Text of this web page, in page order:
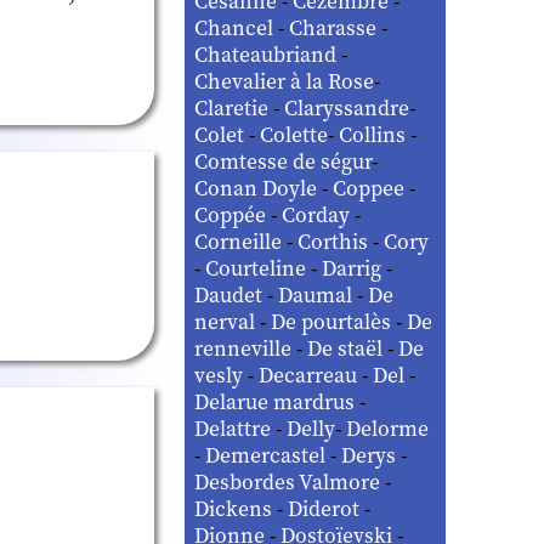
Chancel- Charasse-
Chateaubriand-
Chevalier à la Rose-
Claretie- Claryssandre-
Colet- Colette- Collins-
Comtesse de ségur-
Conan Doyle- Coppee-
Coppée- Corday-
Corneille- Corthis- Cory
- Courteline-Darrig-
Daudet-Daumal-De
nerval-De pourtalès-De
renneville-De staël-De
vesly-Decarreau-Del-
Delarue mardrus-
Delattre-Delly-Delorme
-Demercastel-Derys-
Desbordes Valmore-
Dickens-Diderot-
Dionne-Dostoïevski-